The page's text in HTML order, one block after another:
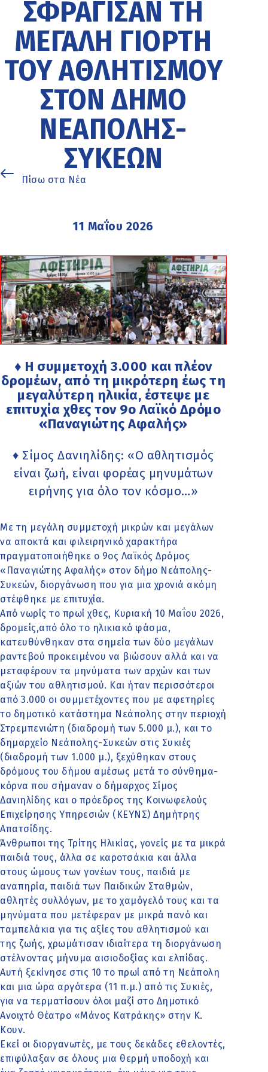
ΣΦΡΆΓΙΣΑΝ ΤΗ
ΜΕΓΆΛΗ ΓΙΟΡΤΉ
ΤΟΥ ΑΘΛΗΤΙΣΜΟΎ
ΣΤΟΝ ΔΉΜΟ
ΝΕΆΠΟΛΗΣ-
ΣΥΚΕΏΝ
Πίσω στα Νέα
11 Μαΐου 2026
♦ Η συμμετοχή 3.000 και πλέον
δρομέων, από τη μικρότερη έως τη
μεγαλύτερη ηλικία, έστεψε με
επιτυχία χθες τον 9ο Λαϊκό Δρόμο
«Παναγιώτης Αφαλής»
♦ Σίμος Δανιηλίδης: «Ο αθλητισμός
είναι ζωή, είναι φορέας μηνυμάτων
ειρήνης για όλο τον κόσμο…»
Με τη μεγάλη συμμετοχή μικρών και μεγάλων
να αποκτά και φιλειρηνικό χαρακτήρα
πραγματοποιήθηκε ο 9ος Λαϊκός Δρόμος
«Παναγιώτης Αφαλής» στον δήμο Νεάπολης-
Συκεών, διοργάνωση που για μια χρονιά ακόμη
στέφθηκε με επιτυχία.
Από νωρίς το πρωί χθες, Κυριακή 10 Μαΐου 2026,
δρομείς,από όλο το ηλικιακό φάσμα,
κατευθύνθηκαν στα σημεία των δύο μεγάλων
ραντεβού προκειμένου να βιώσουν αλλά και να
μεταφέρουν τα μηνύματα των αρχών και των
αξιών του αθλητισμού. Και ήταν περισσότεροι
από 3.000 οι συμμετέχοντες που με αφετηρίες
το δημοτικό κατάστημα Νεάπολης στην περιοχή
Στρεμπενιώτη (διαδρομή των 5.000 μ.), και το
δημαρχείο Νεάπολης-Συκεών στις Συκιές
(διαδρομή των 1.000 μ.), ξεχύθηκαν στους
δρόμους του δήμου αμέσως μετά το σύνθημα-
κόρνα που σήμαναν ο δήμαρχος Σίμος
Δανιηλίδης και ο πρόεδρος της Κοινωφελούς
Επιχείρησης Υπηρεσιών (ΚΕΥΝΣ) Δημήτρης
Απατσίδης.
Άνθρωποι της Τρίτης Ηλικίας, γονείς με τα μικρά
παιδιά τους, άλλα σε καροτσάκια και άλλα
στους ώμους των γονέων τους, παιδιά με
αναπηρία, παιδιά των Παιδικών Σταθμών,
αθλητές συλλόγων, με το χαμόγελό τους και τα
μηνύματα που μετέφεραν με μικρά πανό και
ταμπελάκια για τις αξίες του αθλητισμού και
της ζωής, χρωμάτισαν ιδιαίτερα τη διοργάνωση
στέλνοντας μήνυμα αισιοδοξίας και ελπίδας.
Αυτή ξεκίνησε στις 10 το πρωί από τη Νεάπολη
και μια ώρα αργότερα (11 π.μ.) από τις Συκιές,
για να τερματίσουν όλοι μαζί στο Δημοτικό
Ανοιχτό Θέατρο «Μάνος Κατράκης» στην Κ.
Κουν.
Εκεί οι διοργανωτές, με τους δεκάδες εθελοντές,
επιφύλαξαν σε όλους μια θερμή υποδοχή και